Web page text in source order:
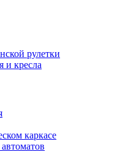
рулетки
и кресла
каркасе